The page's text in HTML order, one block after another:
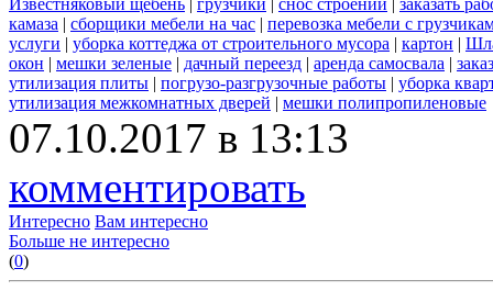
Известняковый щебень | грузчики | снос строений | заказать
камаза | сборщики мебели на час | перевозка мебели с
услуги | уборка коттеджа от строительного мусора | картон |
окон | мешки зеленые | дачный переезд | аренда самосвала |
утилизация плиты | погрузо-разгрузочные работы | уборка
утилизация межкомнатных дверей | мешки полипропиленовые
07.10.2017 в 13:13
комментировать
Интересно Вам интересно
Больше не интересно
(0)